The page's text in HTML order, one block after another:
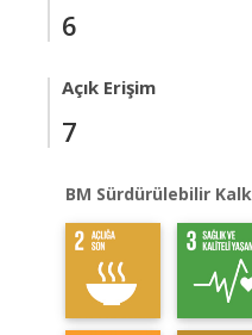
6
Açık Erişim
7
BM Sürdürülebilir